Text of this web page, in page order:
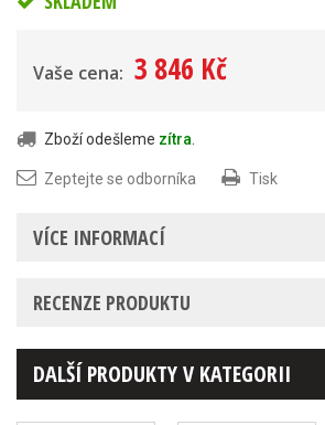
Vaše cena: 3 846 Kč
Zboží odešleme zítra
Zeptejte se odborníka Tisk
VÍCE INFORMACÍ
RECENZE PRODUKTU
DALŠÍ PRODUKTY V KATEGORII